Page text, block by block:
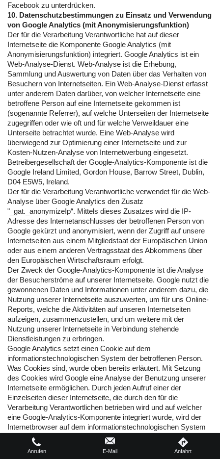
Facebook zu unterdrücken.
10. Datenschutzbestimmungen zu Einsatz und Verwendung
von Google Analytics (mit Anonymisierungsfunktion)
Der für die Verarbeitung Verantwortliche hat auf dieser
Internetseite die Komponente Google Analytics (mit
Anonymisierungsfunktion) integriert. Google Analytics ist ein
Web-Analyse-Dienst. Web-Analyse ist die Erhebung,
Sammlung und Auswertung von Daten über das Verhalten von
Besuchern von Internetseiten. Ein Web-Analyse-Dienst erfasst
unter anderem Daten darüber, von welcher Internetseite eine
betroffene Person auf eine Internetseite gekommen ist
(sogenannte Referrer), auf welche Unterseiten der Internetseite
zugegriffen oder wie oft und für welche Verweildauer eine
Unterseite betrachtet wurde. Eine Web-Analyse wird
überwiegend zur Optimierung einer Internetseite und zur
Kosten-Nutzen-Analyse von Internetwerbung eingesetzt.
Betreibergesellschaft der Google-Analytics-Komponente ist die
Google Ireland Limited, Gordon House, Barrow Street, Dublin,
D04 E5W5, Ireland.
Der für die Verarbeitung Verantwortliche verwendet für die Web-
Analyse über Google Analytics den Zusatz
"_gat._anonymizeIp“. Mittels dieses Zusatzes wird die IP-
Adresse des Internetanschlusses der betroffenen Person von
Google gekürzt und anonymisiert, wenn der Zugriff auf unsere
Internetseiten aus einem Mitgliedstaat der Europäischen Union
oder aus einem anderen Vertragsstaat des Abkommens über
den Europäischen Wirtschaftsraum erfolgt.
Der Zweck der Google-Analytics-Komponente ist die Analyse
der Besucherströme auf unserer Internetseite. Google nutzt die
gewonnenen Daten und Informationen unter anderem dazu, die
Nutzung unserer Internetseite auszuwerten, um für uns Online-
Reports, welche die Aktivitäten auf unseren Internetseiten
aufzeigen, zusammenzustellen, und um weitere mit der
Nutzung unserer Internetseite in Verbindung stehende
Dienstleistungen zu erbringen.
Google Analytics setzt einen Cookie auf dem
informationstechnologischen System der betroffenen Person.
Was Cookies sind, wurde oben bereits erläutert. Mit Setzung
des Cookies wird Google eine Analyse der Benutzung unserer
Internetseite ermöglichen. Durch jeden Aufruf einer der
Einzelseiten dieser Internetseite, die durch den für die
Verarbeitung Verantwortlichen betrieben wird und auf welcher
eine Google-Analytics-Komponente integriert wurde, wird der
Internetbrowser auf dem informationstechnologischen System
der betroffenen Person automatisch durch die jeweilige Google-
Analytics-Komponente veranlasst, Daten zum Zwecke der
Anrufen E-Mail Anfahrt